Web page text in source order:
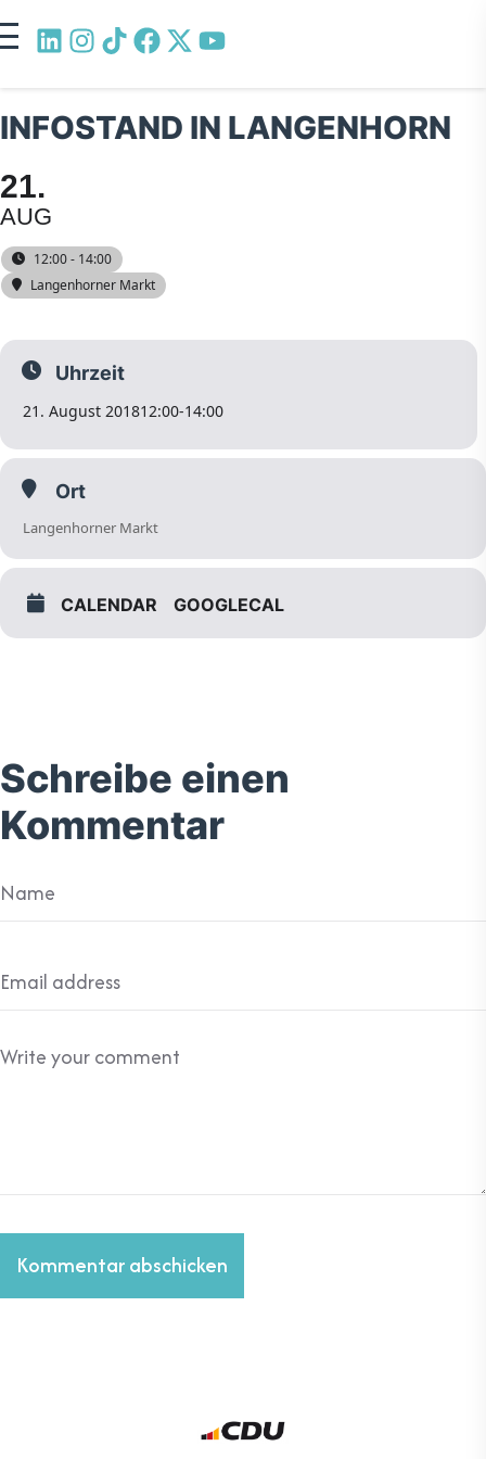
INFOSTAND IN LANGENHORN
21
AUG
12:00 - 14:00
Langenhorner Markt
Uhrzeit
21. August 201812:00-14:00
Ort
Langenhorner Markt
CALENDAR GOOGLECAL
Schreibe einen
Kommentar